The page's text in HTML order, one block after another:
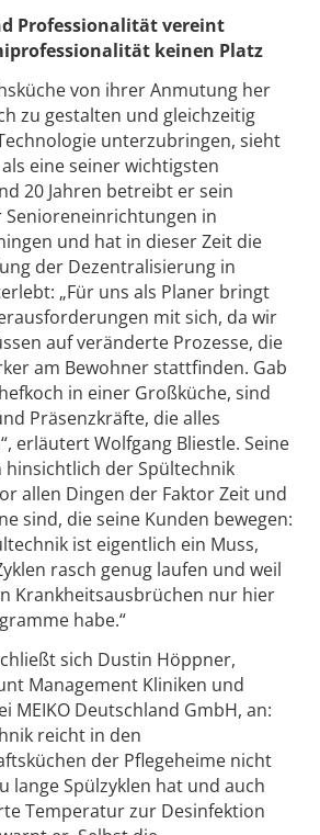
Professionalität vereint
keinen Platz
von ihrer Anmutung her
zu gestalten und gleichzeitig
unterzubringen, sieht
eine seiner wichtigsten
20 Jahren betreibt er sein
in
und hat in dieser Zeit die
der Dezentralisierung in
„Für uns als Planer bringt
mit sich, da wir
auf veränderte Prozesse, die
am Bewohner stattfinden. Gab
in einer Großküche, sind
Präsenzkräfte, die alles
erläutert Wolfgang Bliestle. Seine
der Spültechnik
allen Dingen der Faktor Zeit und
sind, die seine Kunden bewegen:
ist eigentlich ein Muss,
rasch genug laufen und weil
Krankheitsausbrüchen nur hier
habe.“
sich Dustin Höppner,
Management Kliniken und
MEIKO Deutschland GmbH, an:
reicht in den
der Pflegeheime nicht
lange Spülzyklen hat und auch
Temperatur zur Desinfektion